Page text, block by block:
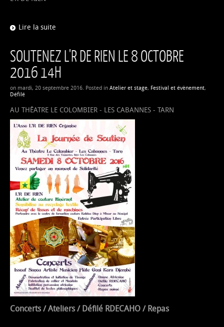
Lire la suite
SOUTENEZ L'R DE RIEN LE 8 OCTOBRE
2016 14H
on mardi, 20 septembre 2016. Posted in Atelier et stage, Festival et évènement,
Défilé
AU THÊATRE LE COLOMBIER - LES CABANNES - TARN
Concerts / Ateliers / Défilé RDECAHO / Repas